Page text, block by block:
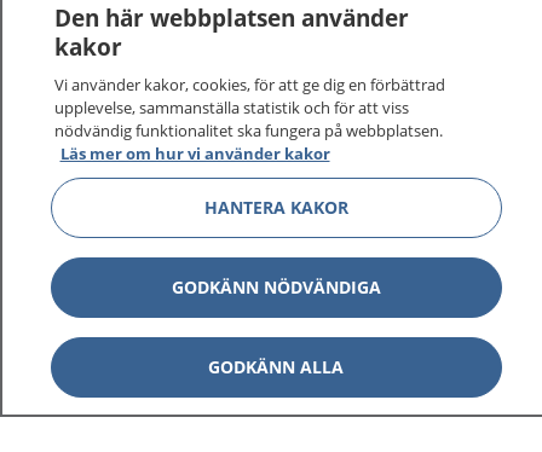
Den här webbplatsen använder
kakor
Vi använder kakor, cookies, för att ge dig en förbättrad
upplevelse, sammanställa statistik och för att viss
nödvändig funktionalitet ska fungera på webbplatsen.
Läs mer om hur vi använder kakor
HANTERA KAKOR
GODKÄNN NÖDVÄNDIGA
GODKÄNN ALLA